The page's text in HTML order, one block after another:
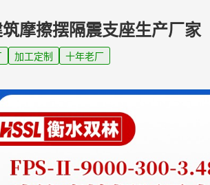
摩擦摆隔震支座生产厂家
加工定制 十年老厂